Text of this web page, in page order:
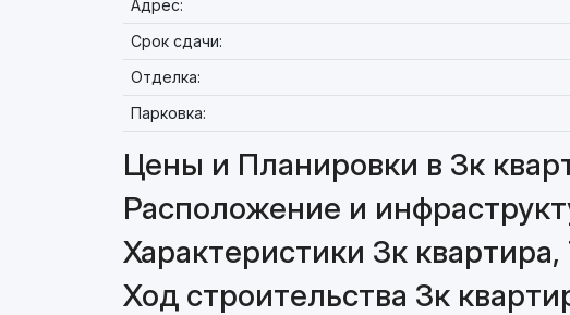
Адрес:
Срок сдачи:
Отделка:
Парковка:
Цены и Планировки в 3к
Расположение и
Характеристики 3к квартира,
Ход строительства 3к